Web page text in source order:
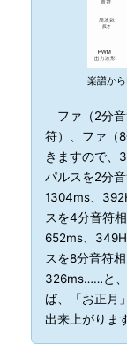
楽譜か
ファ（2分
符）、ファ（
きますので、
パルスを2分
1304ms、
スを4分音符
652ms、
スを8分音符
326ms……と
ば、「お正月
出来上がりま